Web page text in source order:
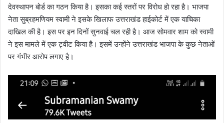
देवस्थापन बोर्ड का गठन किया है। इसका कई स्तरों पर विरोध हो रहा है। भाजपा
नेता सुब्रहमणियम स्वामी ने इसके खिलाफ उत्तराखंड हाईकोर्ट में एक याचिका
दाखिल की है। इस पर इन दिनों सुनवाई चल रही है। आज सोमवार शाम को स्वामी
ने इस मामले में एक ट्वीट किया है। इसमें उन्होंने उत्तराखंड भाजपा के कुछ नेताओं
पर गंभीर आरोप लगाए है।